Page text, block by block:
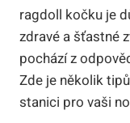
‌ragdoll kočku je
zdravé a ⁣šťastné
pochází z
Zde je několik
⁣stanici pro vaši